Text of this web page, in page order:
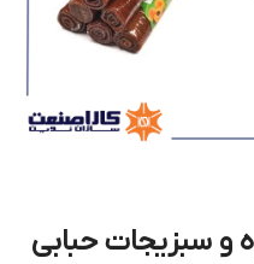
سبزيجات حبابی